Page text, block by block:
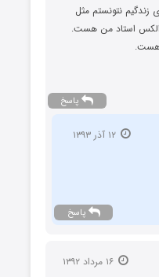
زندگیم نتونستم مثل
الکس استاد من هست.
هست.
پاسخ
۱۲ آذر ۱۳۹۳
پاسخ
۱۶ مرداد ۱۳۹۲